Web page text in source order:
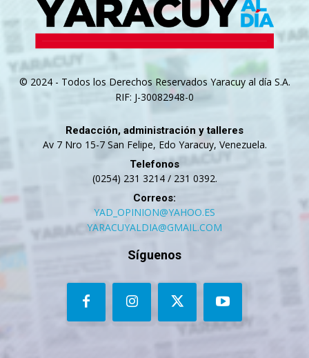
© 2024 - Todos los Derechos Reservados Yaracuy al día S.A.
RIF: J-30082948-0
Redacción, administración y talleres
Av 7 Nro 15-7 San Felipe, Edo Yaracuy, Venezuela.
Telefonos
(0254) 231 3214 / 231 0392.
Correos:
YAD_OPINION@YAHOO.ES
YARACUYALDIA@GMAIL.COM
Síguenos